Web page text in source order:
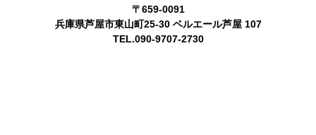
〒659-0091
兵庫県芦屋市東山町25-30 ベルエール芦屋 107
TEL.090-9707-2730